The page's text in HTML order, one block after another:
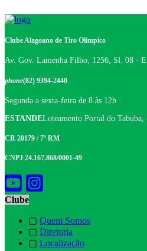
Clube Alagoano de Tiro Olímpico
Av. Gov. Lamenha Filho, 1256, Sl. 08 -
phone(82) 9394-2440
Segunda a sexta-feira de 8 às 12h
ESTANDELoteamento Portal do
CR 20179 / 7ª RM
CNPJ 24.167.868/0001-49
Clube
▢ Quem Somos
▢ Diretoria
▢ Localização